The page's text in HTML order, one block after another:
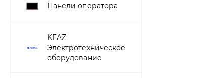
Панели оператора
KEAZ
Электротехническое
оборудование